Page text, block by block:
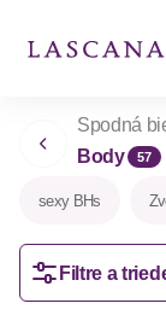
Spodná
Body
57
sexy BHs
Filtre a